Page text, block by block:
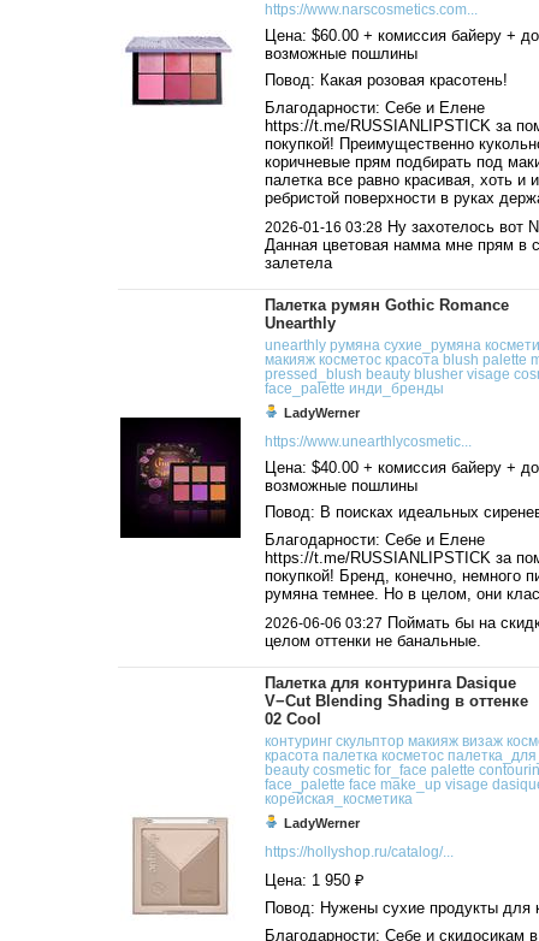
https://www.narscosmetics.com...
Цена: $60.00 + комиссия байеру +
возможные пошлины
Повод: Какая розовая красотень!
Благодарности: Себе и Елене
https://t.me/RUSSIANLIPSTICK за
покупкой! Преимущественно
коричневые прям подбирать под
палетка все равно красивая, хоть и
ребристой поверхности в руках
2026-01-16 03:28 Ну захотелось вот
Данная цветовая намма мне прям в
залетела
Палетка румян Gothic Romance
Unearthly
unearthly румяна сухие_румяна
макияж косметос красота blush palette
pressed_blush beauty blusher visage
face_palette инди_бренды
LadyWerner
https://www.unearthlycosmetic...
Цена: $40.00 + комиссия байеру +
возможные пошлины
Повод: В поисках идеальных
Благодарности: Себе и Елене
https://t.me/RUSSIANLIPSTICK за
покупкой! Бренд, конечно, немного
румяна темнее. Но в целом, они
2026-06-06 03:27 Поймать бы на
целом оттенки не банальные.
Палетка для контуринга Dasique
V−Cut Blending Shading в оттенке
02 Cool
контуринг скульптор макияж визаж
красота палетка косметос
beauty cosmetic for_face palette
face_palette face make_up visage
корейская_косметика
LadyWerner
https://hollyshop.ru/catalog/...
Цена: 1 950 ₽
Повод: Нужены сухие продукты для
Благодарности: Себе и скидосикам